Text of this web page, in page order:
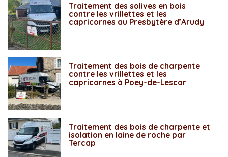
Traitement des solives en bois
contre les vrillettes et les
capricornes au Presbytère d’Arudy
Traitement des bois de charpente
contre les vrillettes et les
capricornes à Poey-de-Lescar
Traitement des bois de charpente et
isolation en laine de roche par
Tercap